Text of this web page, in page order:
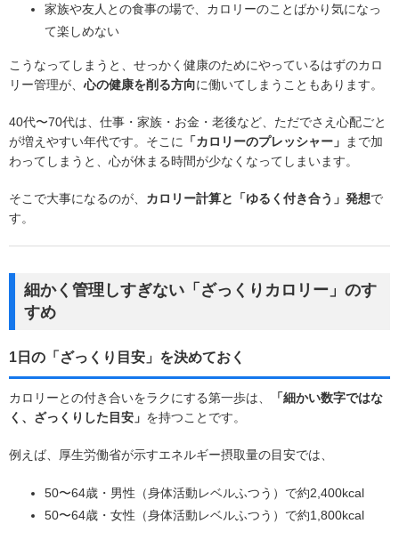
家族や友人との食事の場で、カロリーのことばかり気になっ
て楽しめない
こうなってしまうと、せっかく健康のためにやっているはずのカロ
リー管理が、 心の健康を削る方向に働いてしまうこともあります。
40代〜70代は、仕事・家族・お金・老後など、ただでさえ心配ごと
が増えやすい年代です。そこに
「カロリーのプレッシャー」
まで加
わってしまうと、心が休まる時間が少なくなってしまいます。
そこで大事になるのが、 カロリー計算と「ゆるく付き合う」発想で
す。
細かく管理しすぎない「ざっくりカロリー」のす
すめ
1日の「ざっくり目安」を決めておく
カロリーとの付き合いをラクにする第一歩は、
「細かい数字ではな
く、ざっくりした目安」 を持つことです。
例えば、厚生労働省が示すエネルギー摂取量の目安では、
50〜64歳・男性（身体活動レベルふつう）で約2,400kcal
50〜64歳・女性（身体活動レベルふつう）で約1,800kcal